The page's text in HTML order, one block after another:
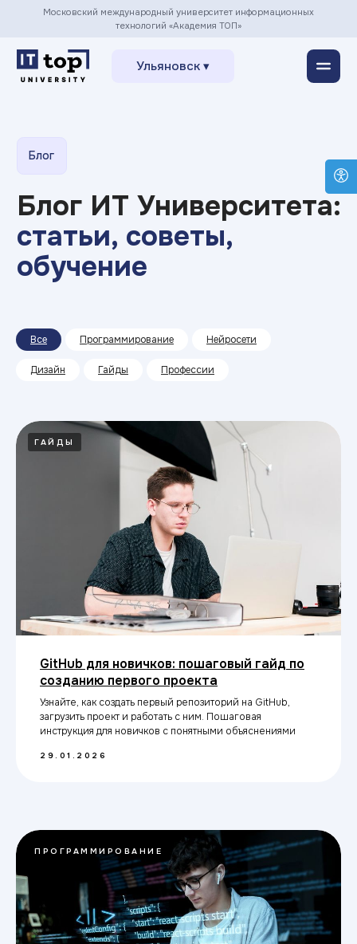
Московский международный университет информационных
технологий «Академия ТОП»
Блог ИТ Университета:
обучение
Все Программирование Нейросети
Дизайн Гайды Профессии
ГАЙДЫ
GitHub для новичков: пошаговый гайд по
созданию первого проекта
Узнайте, как создать первый репозиторий на GitHub,
загрузить проект и работать с ним. Пошаговая
инструкция для новичков с понятными объяснениями
29.01.2026
ПРОГРАММИРОВАНИЕ